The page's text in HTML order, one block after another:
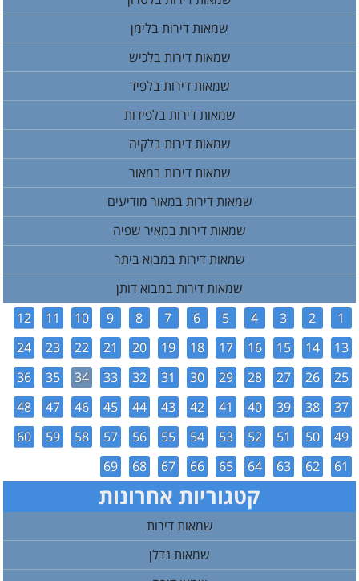
שמאות דירות בלימן
שמאות דירות בלכיש
שמאות דירות בלפיד
שמאות דירות בלפידות
שמאות דירות בלקיה
שמאות דירות במאור
שמאות דירות במאור מודיעים
שמאות דירות במאיר שפיה
שמאות דירות במבוא ביתר
שמאות דירות במבוא דותן
1
2
3
4
5
6
7
8
9
10
11
12
13
14
15
16
17
18
19
20
21
22
23
24
25
26
27
28
29
30
31
32
33
34
35
36
37
38
39
40
41
42
43
44
45
46
47
48
49
50
51
52
53
54
55
56
57
58
59
60
61
62
63
64
65
66
67
68
69
קטגוריות אחרונות
שמאות דירות
שמאות נדלן